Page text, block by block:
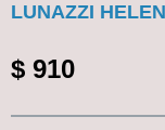
LUNAZZI
$ 910